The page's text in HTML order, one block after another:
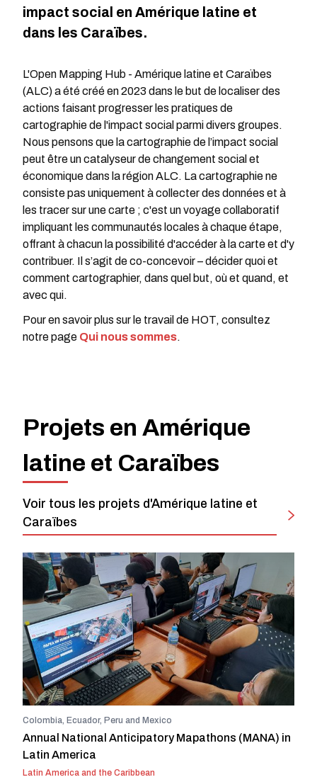
impact social en Amérique latine et
dans les Caraïbes.
L'Open Mapping Hub - Amérique latine et Caraïbes
(ALC) a été créé en 2023 dans le but de localiser des
actions faisant progresser les pratiques de
cartographie de l'impact social parmi divers groupes.
Nous pensons que la cartographie de l’impact social
peut être un catalyseur de changement social et
économique dans la région ALC. La cartographie ne
consiste pas uniquement à collecter des données et à
les tracer sur une carte ; c'est un voyage collaboratif
impliquant les communautés locales à chaque étape,
offrant à chacun la possibilité d'accéder à la carte et d'y
contribuer. Il s’agit de co-concevoir – décider quoi et
comment cartographier, dans quel but, où et quand, et
avec qui.
Pour en savoir plus sur le travail de HOT, consultez
notre page Qui nous sommes.
Projets en Amérique
latine et Caraïbes
Voir tous les projets d'Amérique latine et
Caraïbes
Colombia, Ecuador, Peru and Mexico
Annual National Anticipatory Mapathons (MANA) in
Latin America
Latin America and the Caribbean